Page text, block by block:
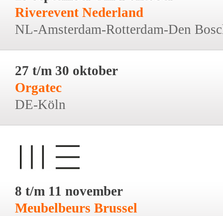
Riverevent Nederland
NL-Amsterdam-Rotterdam-Den
27 t/m 30 oktober
Orgatec
DE-Köln
8 t/m 11 november
Meubelbeurs Brussel